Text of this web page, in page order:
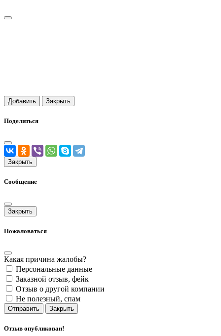
Добавить Закрыть
Поделиться
Закрыть
Сообщение
Закрыть
Пожаловаться
Какая причина жалобы?
Персональные данные
Заказной отзыв, фейк
Отзыв о другой компании
Не полезный, спам
Отправить Закрыть
Отзыв опубликован!